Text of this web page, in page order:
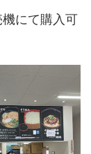
にて購入可